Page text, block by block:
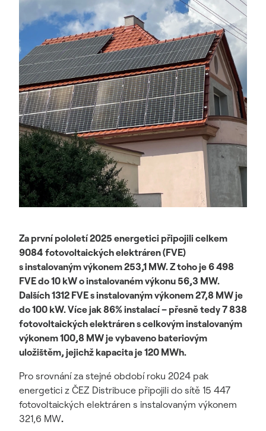
Za první pololetí 2025 energetici připojili celkem
9084 fotovoltaických elektráren (FVE)
s instalovaným výkonem 253,1 MW. Z toho je 6 498
FVE do 10 kW o instalovaném výkonu 56,3 MW.
Dalších 1312 FVE s instalovaným výkonem 27,8 MW je
do 100 kW. Více jak 86% instalací – přesně tedy 7 838
fotovoltaických elektráren s celkovým instalovaným
výkonem 100,8 MW je vybaveno bateriovým
uložištěm, jejichž kapacita je 120 MWh.
Pro srovnání za stejné období roku 2024 pak
energetici z ČEZ Distribuce připojili do sítě 15 447
fotovoltaických elektráren s instalovaným výkonem
321,6 MW.